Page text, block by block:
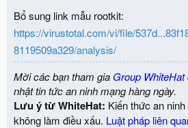
Bổ sung link mẫu rootkit:
https://virustotal.com/vi/file/
8119509a329/analysis/
Mời các bạn tham gia Group WhiteHat
nhật tin tức an ninh mạng hàng ngày.
Lưu ý từ WhiteHat: Kiến thức an
không làm điều xấu. Luật pháp liên